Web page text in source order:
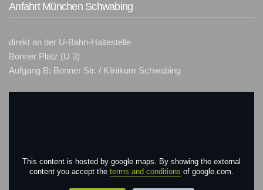
Anfahrt München Schwabing
direkt an der U-Bahn-Haltestelle
Bonner Platz (U 3)
Aufgang B: Bonner Str. / Klinikum Schwabing
This content is hosted by google maps. By showing the external
content you accept the terms and conditions of google.com.